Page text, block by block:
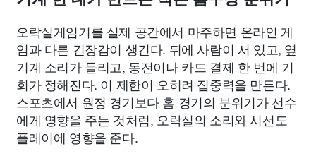
오락실게임기를 실제 공간에서 마주하면 온라인 게
임과 다른 긴장감이 생긴다. 뒤에 사람이 서 있고, 옆
기계 소리가 들리고, 동전이나 카드 결제 한 번에 기
회가 정해진다. 이 제한이 오히려 집중력을 만든다.
스포츠에서 원정 경기보다 홈 경기의 분위기가 선수
에게 영향을 주는 것처럼, 오락실의 소리와 시선도
플레이에 영향을 준다.